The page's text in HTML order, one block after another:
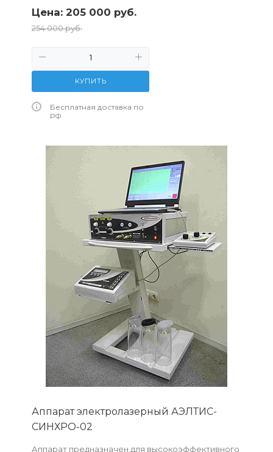
Цена: 205 000 руб.
254 000 руб.
КУПИТЬ
Бесплатная доставка по
РФ
Аппарат электролазерный АЭЛТИС-
СИНХРО-02
Аппарат предназначен для высокоэффективного